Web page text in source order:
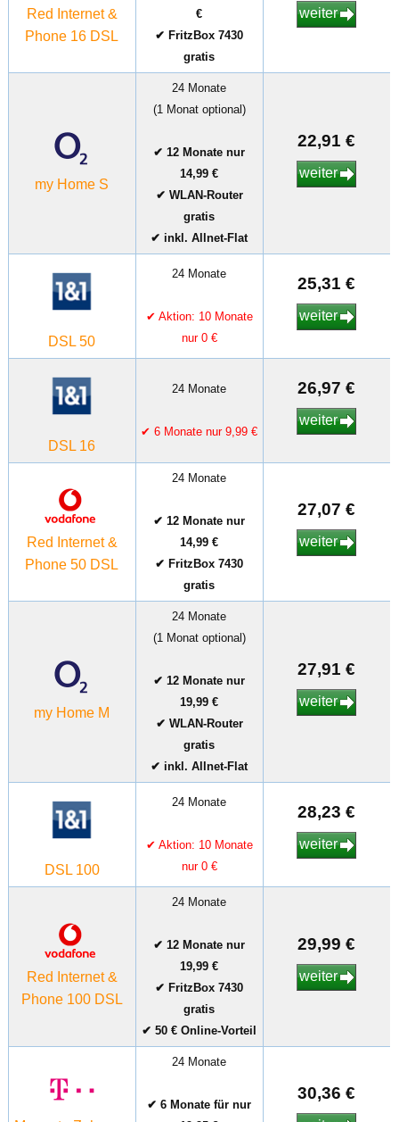
Red Internet &
Phone 16 DSL
€
✔ FritzBox 7430
gratis
weiter
my Home S
24 Monate
(1 Monat optional)
✔ 12 Monate nur
14,99 €
✔ WLAN-Router
gratis
✔ inkl. Allnet-Flat
22,91 €
weiter
DSL 50
24 Monate
✔ Aktion: 10 Monate
nur 0 €
25,31 €
weiter
DSL 16
24 Monate
✔ 6 Monate nur 9,99 €
26,97 €
weiter
Red Internet &
Phone 50 DSL
24 Monate
✔ 12 Monate nur
14,99 €
✔ FritzBox 7430
gratis
27,07 €
weiter
my Home M
24 Monate
(1 Monat optional)
✔ 12 Monate nur
19,99 €
✔ WLAN-Router
gratis
✔ inkl. Allnet-Flat
27,91 €
weiter
DSL 100
24 Monate
✔ Aktion: 10 Monate
nur 0 €
28,23 €
weiter
Red Internet &
Phone 100 DSL
24 Monate
✔ 12 Monate nur
19,99 €
✔ FritzBox 7430
gratis
✔ 50 € Online-Vorteil
29,99 €
weiter
24 Monate
✔ 6 Monate für nur
30,36 €